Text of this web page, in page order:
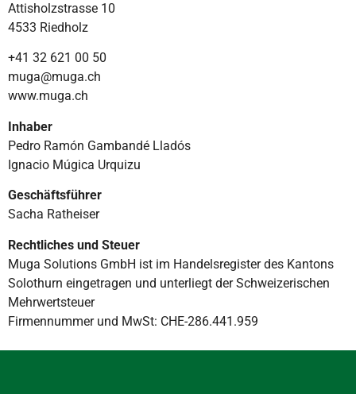
Attisholzstrasse 10
4533 Riedholz
+41 32 621 00 50
muga@muga.ch
www.muga.ch
Inhaber
Pedro Ramón Gambandé Lladós
Ignacio Múgica Urquizu
Geschäftsführer
Sacha Ratheiser
Rechtliches und Steuer
Muga Solutions GmbH ist im Handelsregister des Kantons
Solothurn eingetragen und unterliegt der Schweizerischen
Mehrwertsteuer
Firmennummer und MwSt: CHE-286.441.959